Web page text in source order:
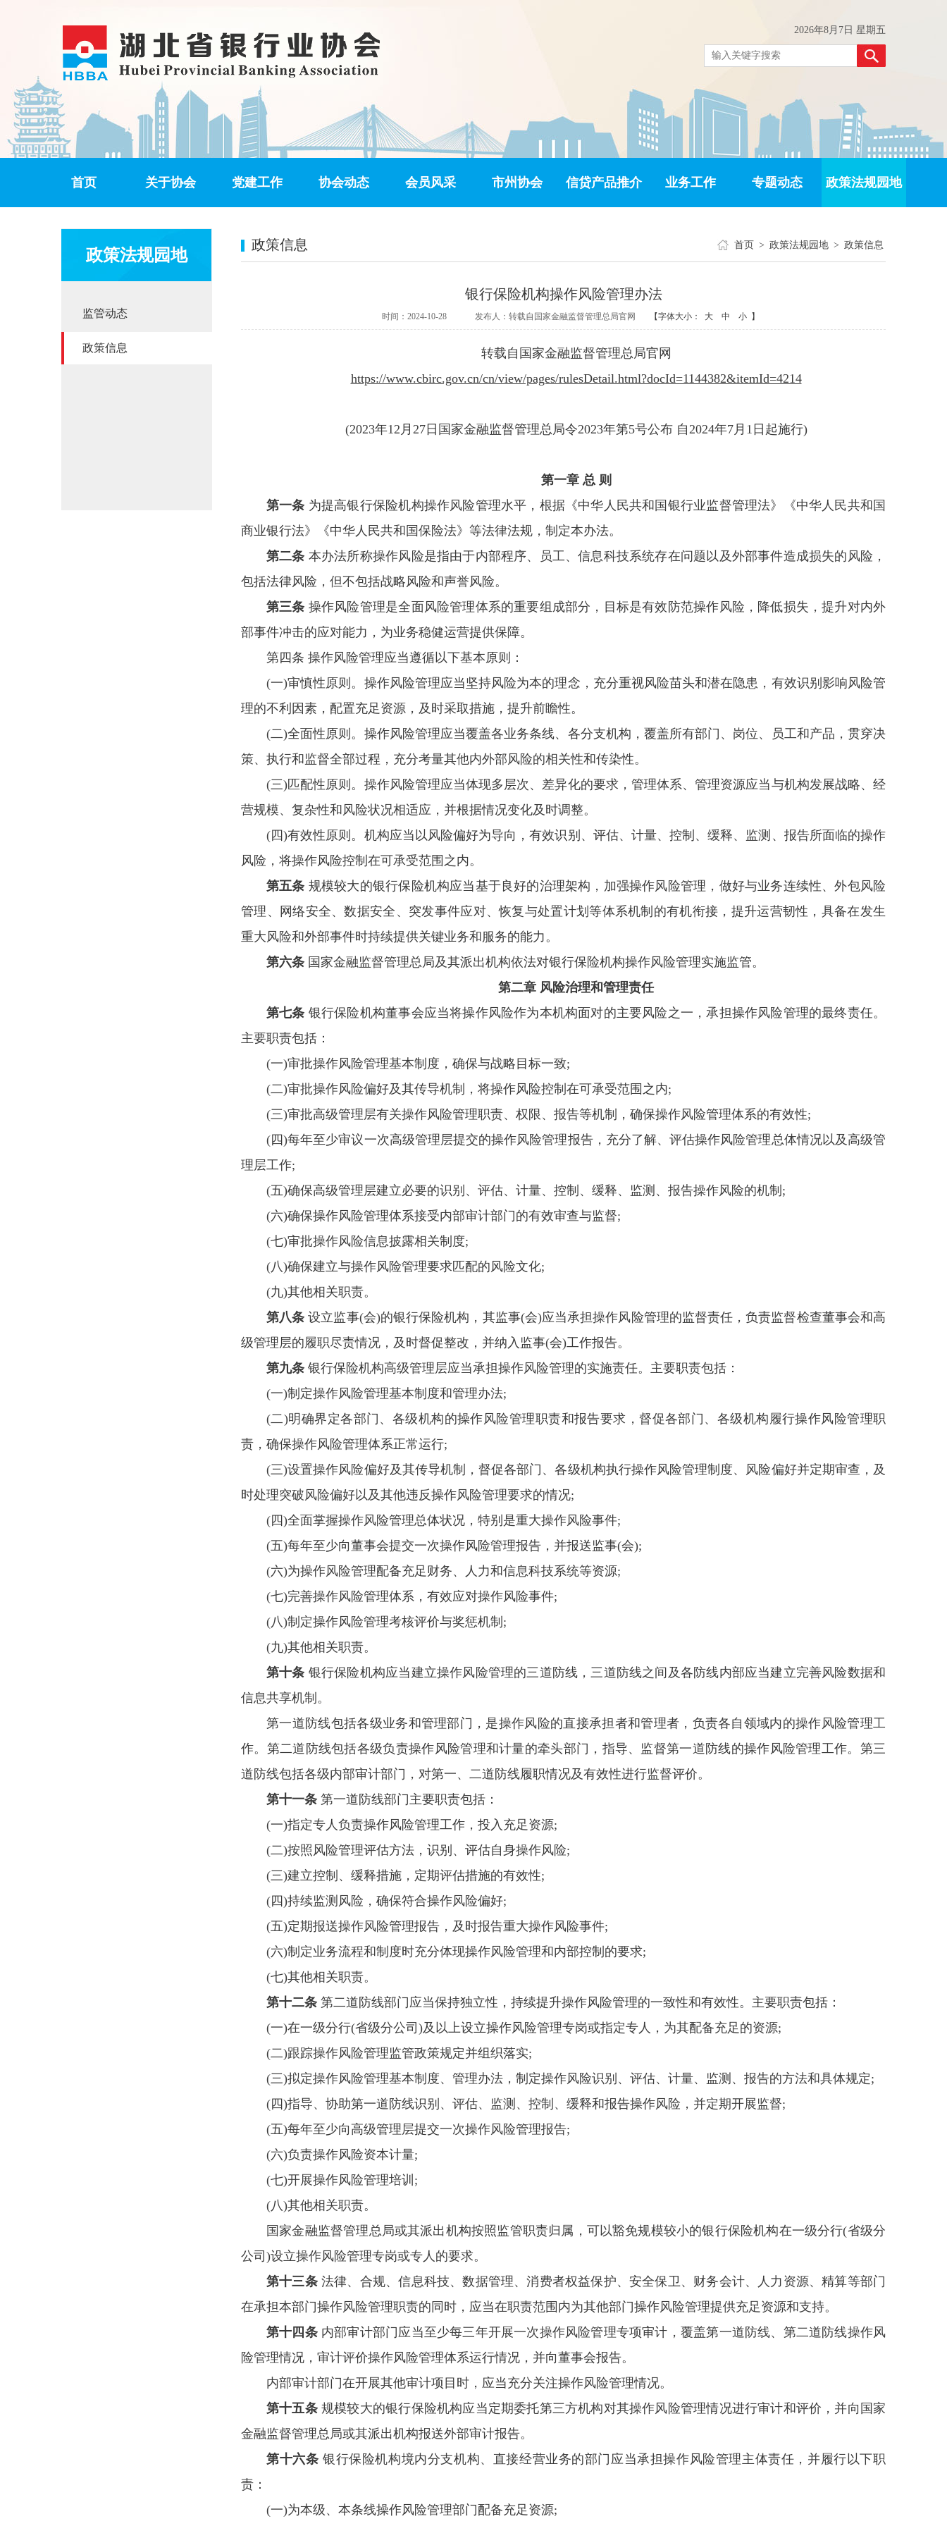
2026年8月7日 星期五
首页 关于协会 党建工作 协会动态 会员风采 市州协会 信贷产品推介 业务工作 专题动态 政策法规园地
政策法规园地
监管动态
政策信息
政策信息 首页 > 政策法规园地 > 政策信息
银行保险机构操作风险管理办法
时间：2024-10-28 发布人：转载自国家金融监督管理总局官网 【字体大小： 大 中 小 】
转载自国家金融监督管理总局官网
https://www.cbirc.gov.cn/cn/view/pages/rulesDetail.html?docId=1144382&itemId=4214
(2023年12月27日国家金融监督管理总局令2023年第5号公布 自2024年7月1日起施行)
第一章 总 则
第一条 为提高银行保险机构操作风险管理水平，根据《中华人民共和国银行业监督管理法》《中华人民共和国
商业银行法》《中华人民共和国保险法》等法律法规，制定本办法。
第二条 本办法所称操作风险是指由于内部程序、员工、信息科技系统存在问题以及外部事件造成损失的风险，
包括法律风险，但不包括战略风险和声誉风险。
第三条 操作风险管理是全面风险管理体系的重要组成部分，目标是有效防范操作风险，降低损失，提升对内外
部事件冲击的应对能力，为业务稳健运营提供保障。
第四条 操作风险管理应当遵循以下基本原则：
(一)审慎性原则。操作风险管理应当坚持风险为本的理念，充分重视风险苗头和潜在隐患，有效识别影响风险管
理的不利因素，配置充足资源，及时采取措施，提升前瞻性。
(二)全面性原则。操作风险管理应当覆盖各业务条线、各分支机构，覆盖所有部门、岗位、员工和产品，贯穿决
策、执行和监督全部过程，充分考量其他内外部风险的相关性和传染性。
(三)匹配性原则。操作风险管理应当体现多层次、差异化的要求，管理体系、管理资源应当与机构发展战略、经
营规模、复杂性和风险状况相适应，并根据情况变化及时调整。
(四)有效性原则。机构应当以风险偏好为导向，有效识别、评估、计量、控制、缓释、监测、报告所面临的操作
风险，将操作风险控制在可承受范围之内。
第五条 规模较大的银行保险机构应当基于良好的治理架构，加强操作风险管理，做好与业务连续性、外包风险
管理、网络安全、数据安全、突发事件应对、恢复与处置计划等体系机制的有机衔接，提升运营韧性，具备在发生
重大风险和外部事件时持续提供关键业务和服务的能力。
第六条 国家金融监督管理总局及其派出机构依法对银行保险机构操作风险管理实施监管。
第二章 风险治理和管理责任
第七条 银行保险机构董事会应当将操作风险作为本机构面对的主要风险之一，承担操作风险管理的最终责任。
主要职责包括：
(一)审批操作风险管理基本制度，确保与战略目标一致;
(二)审批操作风险偏好及其传导机制，将操作风险控制在可承受范围之内;
(三)审批高级管理层有关操作风险管理职责、权限、报告等机制，确保操作风险管理体系的有效性;
(四)每年至少审议一次高级管理层提交的操作风险管理报告，充分了解、评估操作风险管理总体情况以及高级管
理层工作;
(五)确保高级管理层建立必要的识别、评估、计量、控制、缓释、监测、报告操作风险的机制;
(六)确保操作风险管理体系接受内部审计部门的有效审查与监督;
(七)审批操作风险信息披露相关制度;
(八)确保建立与操作风险管理要求匹配的风险文化;
(九)其他相关职责。
第八条 设立监事(会)的银行保险机构，其监事(会)应当承担操作风险管理的监督责任，负责监督检查董事会和高
级管理层的履职尽责情况，及时督促整改，并纳入监事(会)工作报告。
第九条 银行保险机构高级管理层应当承担操作风险管理的实施责任。主要职责包括：
(一)制定操作风险管理基本制度和管理办法;
(二)明确界定各部门、各级机构的操作风险管理职责和报告要求，督促各部门、各级机构履行操作风险管理职
责，确保操作风险管理体系正常运行;
(三)设置操作风险偏好及其传导机制，督促各部门、各级机构执行操作风险管理制度、风险偏好并定期审查，及
时处理突破风险偏好以及其他违反操作风险管理要求的情况;
(四)全面掌握操作风险管理总体状况，特别是重大操作风险事件;
(五)每年至少向董事会提交一次操作风险管理报告，并报送监事(会);
(六)为操作风险管理配备充足财务、人力和信息科技系统等资源;
(七)完善操作风险管理体系，有效应对操作风险事件;
(八)制定操作风险管理考核评价与奖惩机制;
(九)其他相关职责。
第十条 银行保险机构应当建立操作风险管理的三道防线，三道防线之间及各防线内部应当建立完善风险数据和
信息共享机制。
第一道防线包括各级业务和管理部门，是操作风险的直接承担者和管理者，负责各自领域内的操作风险管理工
作。第二道防线包括各级负责操作风险管理和计量的牵头部门，指导、监督第一道防线的操作风险管理工作。第三
道防线包括各级内部审计部门，对第一、二道防线履职情况及有效性进行监督评价。
第十一条 第一道防线部门主要职责包括：
(一)指定专人负责操作风险管理工作，投入充足资源;
(二)按照风险管理评估方法，识别、评估自身操作风险;
(三)建立控制、缓释措施，定期评估措施的有效性;
(四)持续监测风险，确保符合操作风险偏好;
(五)定期报送操作风险管理报告，及时报告重大操作风险事件;
(六)制定业务流程和制度时充分体现操作风险管理和内部控制的要求;
(七)其他相关职责。
第十二条 第二道防线部门应当保持独立性，持续提升操作风险管理的一致性和有效性。主要职责包括：
(一)在一级分行(省级分公司)及以上设立操作风险管理专岗或指定专人，为其配备充足的资源;
(二)跟踪操作风险管理监管政策规定并组织落实;
(三)拟定操作风险管理基本制度、管理办法，制定操作风险识别、评估、计量、监测、报告的方法和具体规定;
(四)指导、协助第一道防线识别、评估、监测、控制、缓释和报告操作风险，并定期开展监督;
(五)每年至少向高级管理层提交一次操作风险管理报告;
(六)负责操作风险资本计量;
(七)开展操作风险管理培训;
(八)其他相关职责。
国家金融监督管理总局或其派出机构按照监管职责归属，可以豁免规模较小的银行保险机构在一级分行(省级分
公司)设立操作风险管理专岗或专人的要求。
第十三条法律、合规、信息科技、数据管理、消费者权益保护、安全保卫、财务会计、人力资源、精算等部门
在承担本部门操作风险管理职责的同时，应当在职责范围内为其他部门操作风险管理提供充足资源和支持。
第十四条内部审计部门应当至少每三年开展一次操作风险管理专项审计，覆盖第一道防线、第二道防线操作风
险管理情况，审计评价操作风险管理体系运行情况，并向董事会报告。
内部审计部门在开展其他审计项目时，应当充分关注操作风险管理情况。
第十五条规模较大的银行保险机构应当定期委托第三方机构对其操作风险管理情况进行审计和评价，并向国家
金融监督管理总局或其派出机构报送外部审计报告。
第十六条 银行保险机构境内分支机构、直接经营业务的部门应当承担操作风险管理主体责任，并履行以下职
责：
(一)为本级、本条线操作风险管理部门配备充足资源;